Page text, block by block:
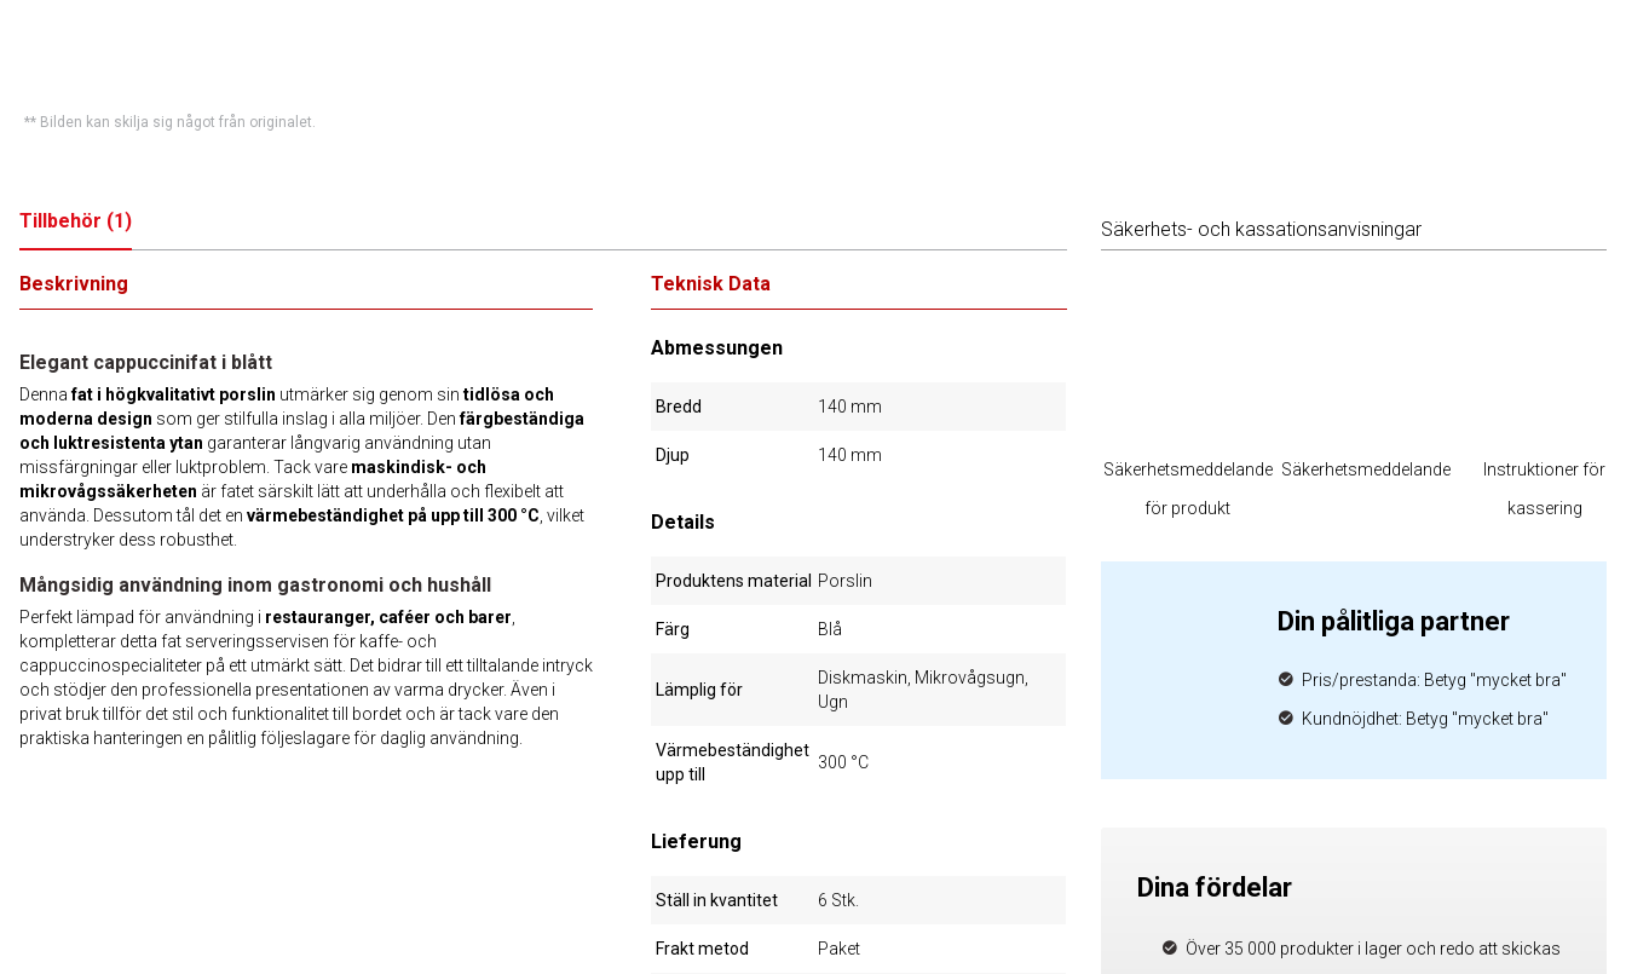
** Bilden kan skilja sig något från originalet.
Tillbehör (1)
Beskrivning
Elegant cappuccinifat i blått
Dennafat i högkvalitativt porslin utmärker sig genom sin tidlösa och
moderna design som ger stilfulla inslag i alla miljöer. Denfärgbeständiga
och luktresistenta ytan garanterar långvarig användning utan
missfärgningar eller luktproblem. Tack vare maskindisk- och
mikrovågssäkerheten är fatet särskilt lätt att underhålla och flexibelt att
använda. Dessutom tål det en värmebeständighet på upp till 300 °C , vilket
understryker dess robusthet.
Mångsidig användning inom gastronomi och hushåll
Perfekt lämpad för användning i restauranger, caféer och barer
kompletterar detta fat serveringsservisen för kaffe- och
cappuccinospecialiteter på ett utmärkt sätt. Det bidrar till ett tilltalande intryck
och stödjer den professionella presentationen av varma drycker. Även i
privat bruk tillför det stil och funktionalitet till bordet och är tack vare den
praktiska hanteringen en pålitlig följeslagare för daglig användning.
Teknisk Data
Abmessungen
Bredd 140 mm
Djup 140 mm
Details
Produktens material Porslin
Färg Blå
Lämplig för
Diskmaskin, Mikrovågsugn,
Ugn
Värmebeständighet
upp till
300 °C
Lieferung
Ställ in kvantitet 6 Stk.
Frakt metod Paket
Säkerhets- och kassationsanvisningar
Säkerhetsmeddelande
för produkt
Säkerhetsmeddelande
Instruktioner för
kassering
Din pålitliga partner
Pris/prestanda: Betyg "mycket bra"
Kundnöjdhet: Betyg "mycket bra"
Dina fördelar
Över 35 000 produkter i lager och redo att skickas